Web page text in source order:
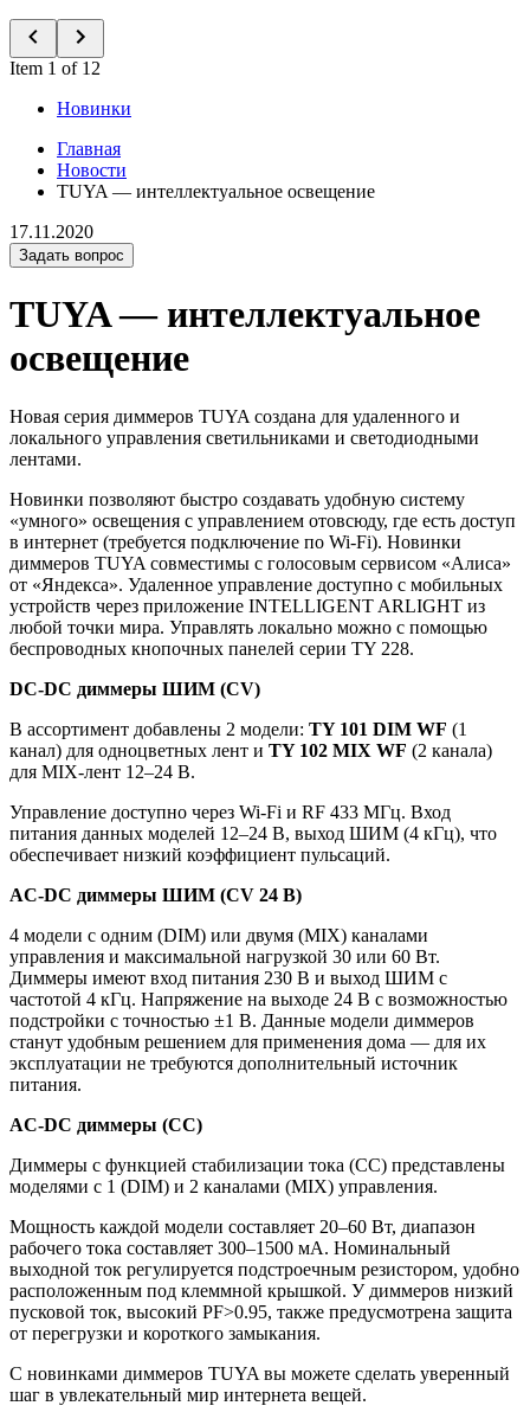
Item 1 of 12
Новинки
Главная
Новости
TUYA — интеллектуальное освещение
17.11.2020
Задать вопрос
TUYA — интеллектуальное
освещение
Новая серия диммеров TUYA создана для удаленного и
локального управления светильниками и светодиодными
лентами.
Новинки позволяют быстро создавать удобную систему
«умного» освещения с управлением отовсюду, где есть доступ
в интернет (требуется подключение по Wi-Fi). Новинки
диммеров TUYA совместимы с голосовым сервисом «Алиса»
от «Яндекса». Удаленное управление доступно с мобильных
устройств через приложение INTELLIGENT ARLIGHT из
любой точки мира. Управлять локально можно с помощью
беспроводных кнопочных панелей серии TY 228.
DC-DC диммеры ШИМ (CV)
В ассортимент добавлены 2 модели: TY 101 DIM WF (1
канал) для одноцветных лент и TY 102 MIX WF (2 канала)
для MIX-лент 12–24 В.
Управление доступно через Wi-Fi и RF 433 МГц. Вход
питания данных моделей 12–24 В, выход ШИМ (4 кГц), что
обеспечивает низкий коэффициент пульсаций.
AC-DC диммеры ШИМ (CV 24 В)
4 модели с одним (DIM) или двумя (MIX) каналами
управления и максимальной нагрузкой 30 или 60 Вт.
Диммеры имеют вход питания 230 В и выход ШИМ с
частотой 4 кГц. Напряжение на выходе 24 В с возможностью
подстройки с точностью ±1 В. Данные модели диммеров
станут удобным решением для применения дома — для их
эксплуатации не требуются дополнительный источник
питания.
AC-DC диммеры (СС)
Диммеры с функцией стабилизации тока (СС) представлены
моделями с 1 (DIM) и 2 каналами (MIX) управления.
Мощность каждой модели составляет 20–60 Вт, диапазон
рабочего тока составляет 300–1500 мА. Номинальный
выходной ток регулируется подстроечным резистором, удобно
расположенным под клеммной крышкой. У диммеров низкий
пусковой ток, высокий PF>0.95, также предусмотрена защита
от перегрузки и короткого замыкания.
С новинками диммеров TUYA вы можете сделать уверенный
шаг в увлекательный мир интернета вещей.